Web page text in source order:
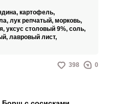
сохранить все ароматы и вкусы.
картофель,
лук репчатый, морковь,
уксус столовый 9%, соль,
лавровый лист,
398 0